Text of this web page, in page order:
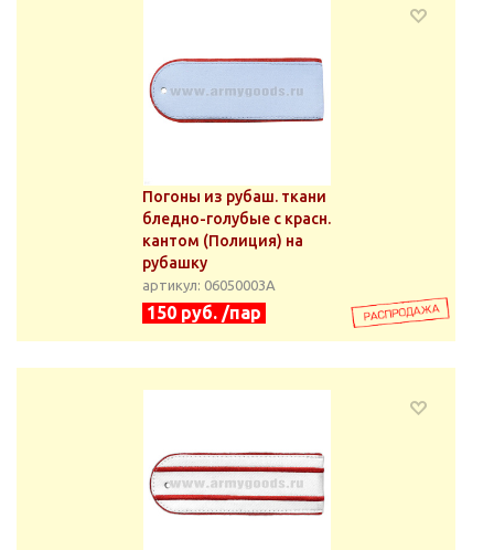
Погоны из рубаш. ткани
бледно-голубые с красн.
кантом (Полиция) на
рубашку
артикул: 06050003А
150 руб. /пар